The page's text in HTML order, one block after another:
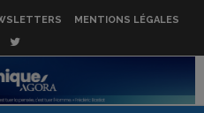
MENTIONS LÉGALES